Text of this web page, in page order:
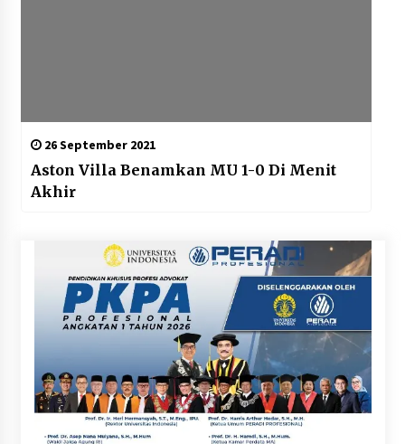
26 September 2021
Aston Villa Benamkan MU 1-0 Di Menit
Akhir